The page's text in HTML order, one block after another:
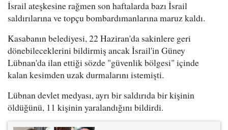
İsrail ateşkesine rağmen son haftalarda bazı İsrail
saldırılarına ve topçu bombardımanlarına maruz kaldı.
Kasabanın belediyesi, 22 Haziran'da sakinlere geri
dönebileceklerini bildirmiş ancak İsrail'in Güney
Lübnan'da ilan ettiği sözde "güvenlik bölgesi" içinde
kalan kesimden uzak durmalarını istemişti.
Lübnan devlet medyası, ayrı bir saldırıda bir kişinin
öldüğünü, 11 kişinin yaralandığını bildirdi.